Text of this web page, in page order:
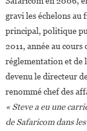
gravi les échelons au
principal, politique
2011, année au
réglementation et de
devenu le directeur
renommé chef des
« Steve a eu une
de Safaricom dans